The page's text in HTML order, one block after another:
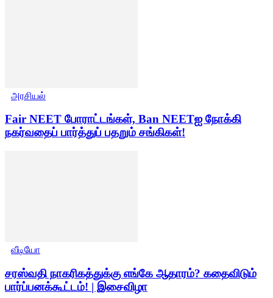
அரசியல்
Fair NEET போராட்டங்கள், Ban NEETஐ நோக்கி
நகர்வதைப் பார்த்துப் பதறும் சங்கிகள்!
வீடியோ
சரஸ்வதி நாகரிகத்துக்கு எங்கே ஆதாரம்? கதைவிடும்
பார்ப்பனக்கூட்டம்! | இசைவிழா